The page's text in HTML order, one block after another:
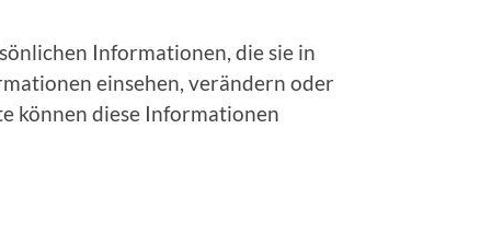
Informationen, die sie in
einsehen, verändern oder
können diese Informationen